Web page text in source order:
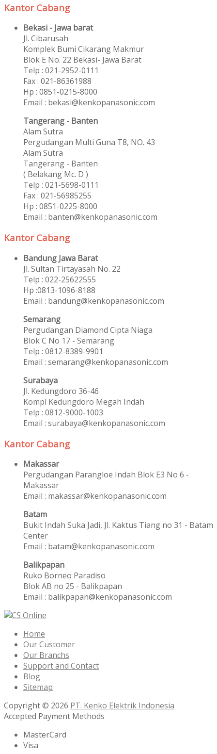
Kantor Cabang
Bekasi - Jawa barat
Jl. Cibarusah
Komplek Bumi Cikarang Makmur
Blok E No. 22 Bekasi- Jawa Barat
Telp : 021-2952-0111
Fax : 021-86361988
Hp : 0851-0215-8000
Email : bekasi@kenkopanasonic.com
Tangerang - Banten
Alam Sutra
Pergudangan Multi Guna T8, NO. 43
Alam Sutra
Tangerang - Banten
‎( Belakang Mc. D )
Telp : 021-5698-0111
Fax : 021-56985255
Hp : 0851-0225-8000
Email : banten@kenkopanasonic.com
Kantor Cabang
Bandung Jawa Barat
Jl. Sultan Tirtayasah‎ No. 22
Telp : 022-25622555
Hp :0813-1096-8188
Email : bandung@kenkopanasonic.com
Semarang
Pergudangan Diamond Cipta Niaga
Blok C No 17 - Semarang
Telp : 0812-8389-9901
Email : semarang@kenkopanasonic.com
Surabaya
Jl. Kedungdoro 36-46
Kompl Kedungdoro Megah Indah
Telp : 0812-9000-1003
Email : surabaya@kenkopanasonic.com
Kantor Cabang
Makassar
Pergudangan Parangloe Indah Blok E3 No 6 -
Makassar
Email : makassar@kenkopanasonic.com
Batam
Bukit Indah Suka Jadi, Jl. Kaktus Tiang no 31 - Batam
Center
Email : batam@kenkopanasonic.com
Balikpapan
Ruko Borneo Paradiso
Blok AB no 25 - Balikpapan
Email : balikpapan@kenkopanasonic.com
Home
Our Customer
Our Branchs
Support and Contact
Blog
Sitemap
Copyright © 2026 PT. Kenko Elektrik Indonesia
Accepted Payment Methods
MasterCard
Visa